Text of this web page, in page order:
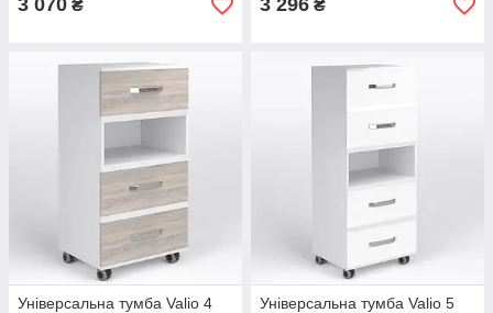
3 070 ₴ 3 296 ₴
Універсальна тумба Valio 4
Універсальна тумба Valio 5